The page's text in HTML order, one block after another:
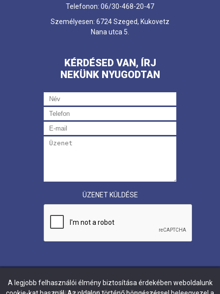
Telefonon: 06/30-468-20-47
Személyesen: 6724 Szeged, Kukovetz
Nana utca 5.
KÉRDÉSED VAN, ÍRJ
NEKÜNK NYUGODTAN
ÜZENET KÜLDÉSE
A legjobb felhasználói élmény biztosítása érdekében weboldalunk